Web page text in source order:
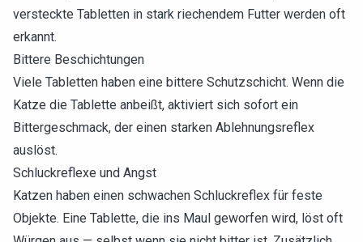
versteckte Tabletten in stark riechendem Futter werden oft
erkannt.
Bittere Beschichtungen
Viele Tabletten haben eine bittere Schutzschicht. Wenn die
Katze die Tablette anbeißt, aktiviert sich sofort ein
Bittergeschmack, der einen starken Ablehnungsreflex
auslöst.
Schluckreflexe und Angst
Katzen haben einen schwachen Schluckreflex für feste
Objekte. Eine Tablette, die ins Maul geworfen wird, löst oft